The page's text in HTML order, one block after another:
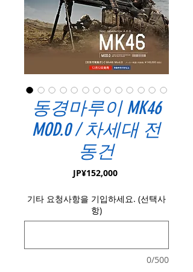
동경마루이 MK46
MOD.0 / 차세대 전
동건
JP¥152,000가
기타 요청사항을 기입하세요. (선택사
항)
0/500